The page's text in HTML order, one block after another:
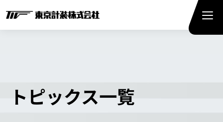
トピックス一覧